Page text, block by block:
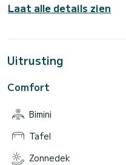
Laat alle details zien
Uitrusting
Comfort
Bimini
Tafel
Zonnedek